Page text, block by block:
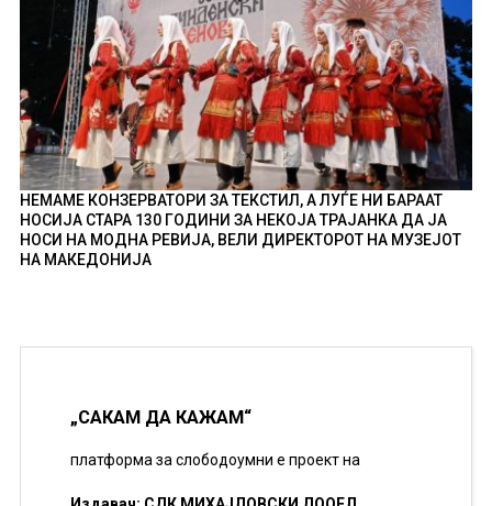
НЕМАМЕ КОНЗЕРВАТОРИ ЗА ТЕКСТИЛ, А ЛУЃЕ НИ БАРААТ
НОСИЈА СТАРА 130 ГОДИНИ ЗА НЕКОЈА ТРАЈАНКА ДА ЈА
НОСИ НА МОДНА РЕВИЈА, ВЕЛИ ДИРЕКТОРОТ НА МУЗЕЈОТ
НА МАКЕДОНИЈА
„САКАМ ДА КАЖАМ“
платформа за слободоумни е проект на